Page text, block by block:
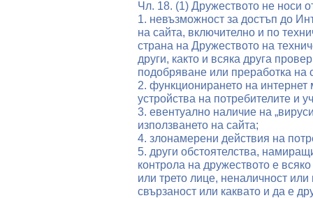
Чл. 18. (1) Дружеството не носи
1. невъзможност за достъп до
на сайта, включително и по
страна на Дружеството на
други, както и всяка друга
подобряване или преработка на
2. функционирането на
устройства на потребителите и
3. евентуално наличие на
използването на сайта;
4. злонамерени действия на
5. други обстоятелства,
контрола на дружеството е
или трето лице, неналичност
свързаност или каквато и да е